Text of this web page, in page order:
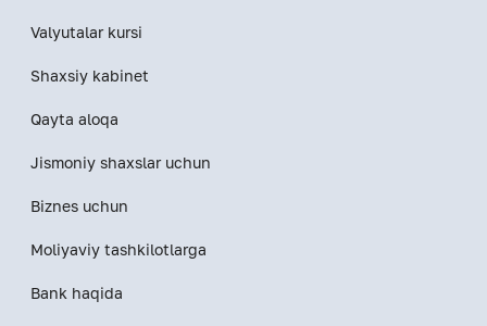
Valyutalar kursi
Shaxsiy kabinet
Qayta aloqa
Jismoniy shaxslar uchun
Biznes uchun
Moliyaviy tashkilotlarga
Bank haqida